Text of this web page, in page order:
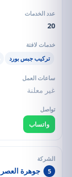
20
تركيب جبس بورد
غير معلنة
واتساب
5 جوهرة العصر